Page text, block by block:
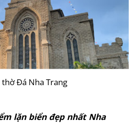
thờ Đá Nha Trang
lặn biển đẹp nhất Nha